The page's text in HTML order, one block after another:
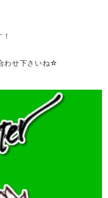
わせ下さいね☆